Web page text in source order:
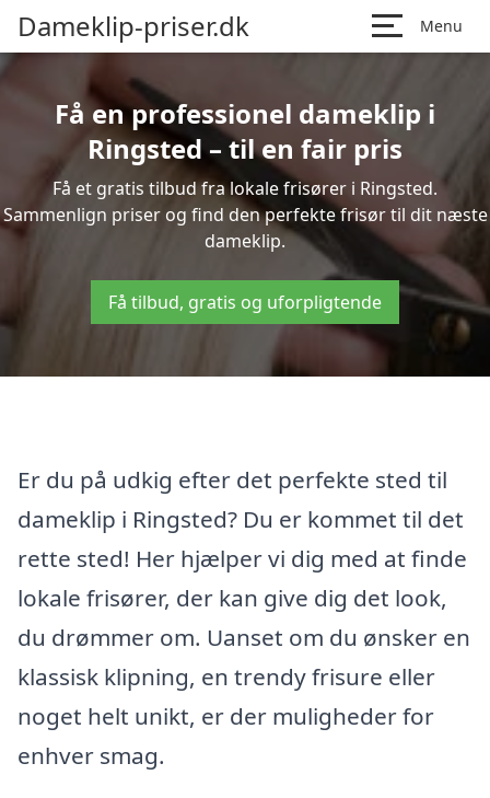
Dameklip-priser.dk Menu
Få en professionel dameklip i
Ringsted – til en fair pris
Få et gratis tilbud fra lokale frisører i Ringsted.
Sammenlign priser og find den perfekte frisør til dit næste
dameklip.
Få tilbud, gratis og uforpligtende
Er du på udkig efter det perfekte sted til
dameklip i Ringsted? Du er kommet til det
rette sted! Her hjælper vi dig med at finde
lokale frisører, der kan give dig det look,
du drømmer om. Uanset om du ønsker en
klassisk klipning, en trendy frisure eller
noget helt unikt, er der muligheder for
enhver smag.